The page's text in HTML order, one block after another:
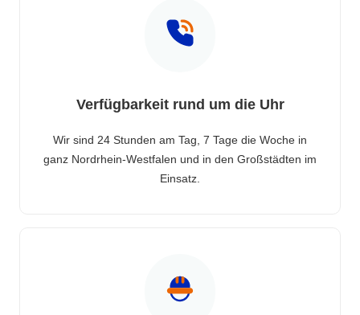
Verfügbarkeit rund um die Uhr
Wir sind 24 Stunden am Tag, 7 Tage die Woche in
ganz Nordrhein-Westfalen und in den Großstädten im
Einsatz.